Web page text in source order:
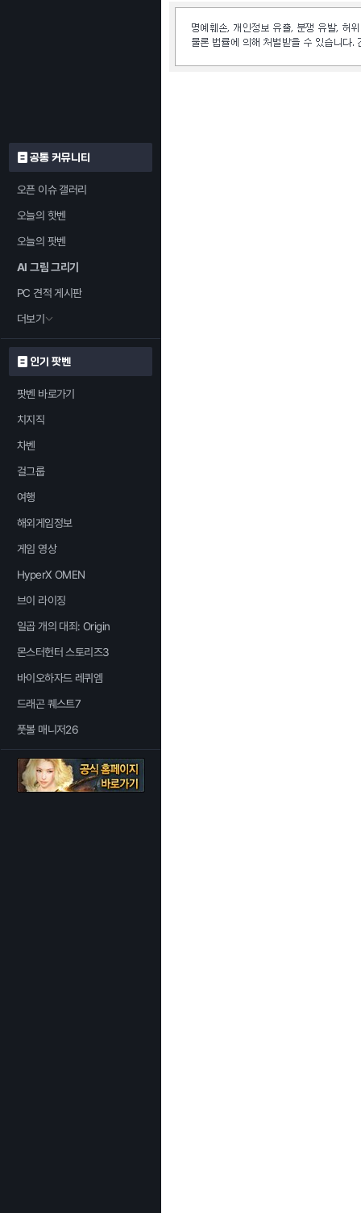
공통 커뮤니티
오픈 이슈 갤러리
오늘의 핫벤
오늘의 팟벤
AI 그림 그리기
PC 견적 게시판
더보기
인기 팟벤
팟벤 바로가기
치지직
차벤
걸그룹
여행
해외게임정보
게임 영상
HyperX OMEN
브이 라이징
일곱 개의 대죄: Origin
몬스터헌터 스토리즈3
바이오하자드 레퀴엠
드래곤 퀘스트7
풋볼 매니저26